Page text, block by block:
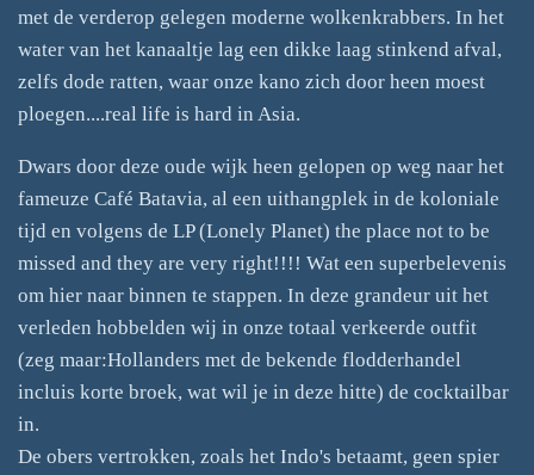
met de verderop gelegen moderne wolkenkrabbers. In het
water van het kanaaltje lag een dikke laag stinkend afval,
zelfs dode ratten, waar onze kano zich door heen moest
ploegen....real life is hard in Asia.
Dwars door deze oude wijk heen gelopen op weg naar het
fameuze Café Batavia, al een uithangplek in de koloniale
tijd en volgens de LP (Lonely Planet) the place not to be
missed and they are very right!!!! Wat een superbelevenis
om hier naar binnen te stappen. In deze grandeur uit het
verleden hobbelden wij in onze totaal verkeerde outfit
(zeg maar:Hollanders met de bekende flodderhandel
incluis korte broek, wat wil je in deze hitte) de cocktailbar
in.
De obers vertrokken, zoals het Indo's betaamt, geen spier